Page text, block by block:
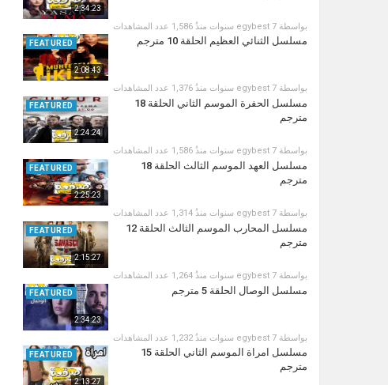
2:34:23
بواسطة egybest 7 سنوات منذُ 1,586 عدد المشاهدات
2:08:43
FEATURED مسلسل الثنائي العظيم الحلقة 10 مترجم
بواسطة egybest 7 سنوات منذُ 1,376 عدد المشاهدات
2:24:24
FEATURED
مسلسل الحفرة الموسم الثاني الحلقة 18
مترجم
بواسطة egybest 7 سنوات منذُ 1,586 عدد المشاهدات
2:25:23
FEATURED
مسلسل العهد الموسم الثالث الحلقة 18
مترجم
بواسطة egybest 7 سنوات منذُ 1,314 عدد المشاهدات
2:15:27
FEATURED
مسلسل المحارب الموسم الثالث الحلقة 12
مترجم
بواسطة egybest 7 سنوات منذُ 1,264 عدد المشاهدات
2:34:23
FEATURED مسلسل الوصال الحلقة 5 مترجم
بواسطة egybest 7 سنوات منذُ 1,232 عدد المشاهدات
2:13:27
FEATURED
مسلسل امراة الموسم الثاني الحلقة 15
مترجم